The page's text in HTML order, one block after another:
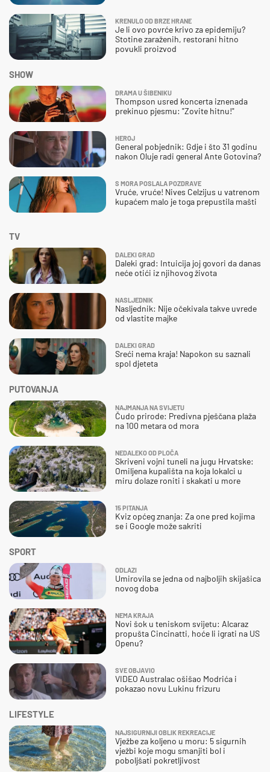
KRENULO OD BRZE HRANE
Je li ovo povrće krivo za epidemiju?
Stotine zaraženih, restorani hitno
povukli proizvod
SHOW
DRAMA U ŠIBENIKU
Thompson usred koncerta iznenada
prekinuo pjesmu: "Zovite hitnu!"
HEROJ
General pobjednik: Gdje i što 31 godinu
nakon Oluje radi general Ante Gotovina?
S MORA POSLALA POZDRAVE
Vruće, vruće! Nives Celzijus u vatrenom
kupaćem malo je toga prepustila mašti
SPORT
ODLAZI
Umirovila se jedna od najboljih skijašica
novog doba
NEMA KRAJA
Novi šok u teniskom svijetu: Alcaraz
propušta Cincinatti, hoće li igrati na US
Openu?
SVE OBJAVIO
VIDEO Australac ošišao Modrića i
pokazao novu Lukinu frizuru
TV
DALEKI GRAD
Daleki grad: Intuicija joj govori da danas
neće otići iz njihovog života
NASLJEDNIK
Nasljednik: Nije očekivala takve uvrede
od vlastite majke
DALEKI GRAD
Sreći nema kraja! Napokon su saznali
spol djeteta
PUTOVANJA
NAJMANJA NA SVIJETU
Čudo prirode: Predivna pješčana plaža
na 100 metara od mora
NEDALEKO OD PLOČA
Skriveni vojni tuneli na jugu Hrvatske:
Omiljena kupališta na koja lokalci u
miru dolaze roniti i skakati u more
15 PITANJA
Kviz općeg znanja: Za one pred kojima
se i Google može sakriti
LIFESTYLE
NAJSIGURNIJI OBLIK REKREACIJE
Vježbe za koljeno u moru: 5 sigurnih
vježbi koje mogu smanjiti bol i
poboljšati pokretljivost